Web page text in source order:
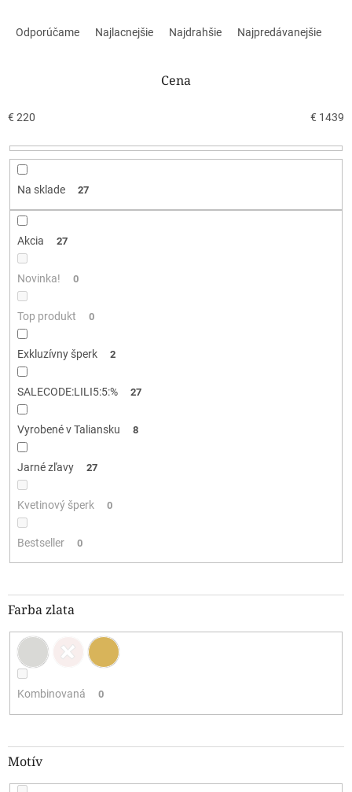
e
r
Odporúčame Najlacnejšie Najdrahšie Najpredávanejšie
Cena
€ 220 € 1439
Na sklade 27
Akcia 27
Novinka! 0
Top produkt 0
Exkluzívny šperk 2
SALECODE:LILI5:5:% 27
Vyrobené v Taliansku 8
Jarné zľavy 27
Kvetinový šperk 0
Bestseller 0
Farba zlata
Kombinovaná 0
Motív